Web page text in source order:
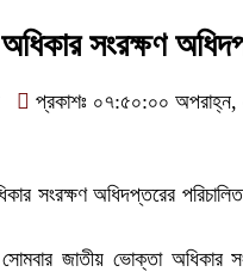
সংরক্ষণ
প্রকাশঃ ০৭:৫০:০০ অপরাহ্ন,
সংরক্ষণ অধিদপ্তরের
জাতীয় ভোক্তা অধিকার